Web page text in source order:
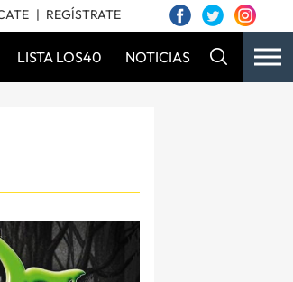
REGÍSTRATE
LISTA LOS40 NOTICIAS